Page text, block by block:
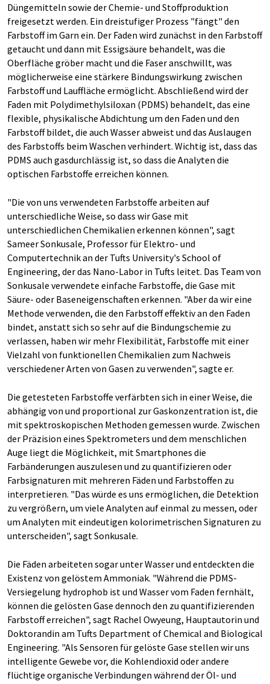
Düngemitteln sowie der Chemie- und Stoffproduktion
freigesetzt werden. Ein dreistufiger Prozess "fängt" den
Farbstoff im Garn ein. Der Faden wird zunächst in den Farbstoff
getaucht und dann mit Essigsäure behandelt, was die
Oberfläche gröber macht und die Faser anschwillt, was
möglicherweise eine stärkere Bindungswirkung zwischen
Farbstoff und Lauffläche ermöglicht. Abschließend wird der
Faden mit Polydimethylsiloxan (PDMS) behandelt, das eine
flexible, physikalische Abdichtung um den Faden und den
Farbstoff bildet, die auch Wasser abweist und das Auslaugen
des Farbstoffs beim Waschen verhindert. Wichtig ist, dass das
PDMS auch gasdurchlässig ist, so dass die Analyten die
optischen Farbstoffe erreichen können.
"Die von uns verwendeten Farbstoffe arbeiten auf
unterschiedliche Weise, so dass wir Gase mit
unterschiedlichen Chemikalien erkennen können", sagt
Sameer Sonkusale, Professor für Elektro- und
Computertechnik an der Tufts University's School of
Engineering, der das Nano-Labor in Tufts leitet. Das Team von
Sonkusale verwendete einfache Farbstoffe, die Gase mit
Säure- oder Baseneigenschaften erkennen. "Aber da wir eine
Methode verwenden, die den Farbstoff effektiv an den Faden
bindet, anstatt sich so sehr auf die Bindungschemie zu
verlassen, haben wir mehr Flexibilität, Farbstoffe mit einer
Vielzahl von funktionellen Chemikalien zum Nachweis
verschiedener Arten von Gasen zu verwenden", sagte er.
Die getesteten Farbstoffe verfärbten sich in einer Weise, die
abhängig von und proportional zur Gaskonzentration ist, die
mit spektroskopischen Methoden gemessen wurde. Zwischen
der Präzision eines Spektrometers und dem menschlichen
Auge liegt die Möglichkeit, mit Smartphones die
Farbänderungen auszulesen und zu quantifizieren oder
Farbsignaturen mit mehreren Fäden und Farbstoffen zu
interpretieren. "Das würde es uns ermöglichen, die Detektion
zu vergrößern, um viele Analyten auf einmal zu messen, oder
um Analyten mit eindeutigen kolorimetrischen Signaturen zu
unterscheiden", sagt Sonkusale.
Die Fäden arbeiteten sogar unter Wasser und entdeckten die
Existenz von gelöstem Ammoniak. "Während die PDMS-
Versiegelung hydrophob ist und Wasser vom Faden fernhält,
können die gelösten Gase dennoch den zu quantifizierenden
Farbstoff erreichen", sagt Rachel Owyeung, Hauptautorin und
Doktorandin am Tufts Department of Chemical and Biological
Engineering. "Als Sensoren für gelöste Gase stellen wir uns
intelligente Gewebe vor, die Kohlendioxid oder andere
flüchtige organische Verbindungen während der Öl- und